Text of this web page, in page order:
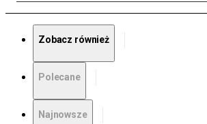
Zobacz również
Polecane
Najnowsze